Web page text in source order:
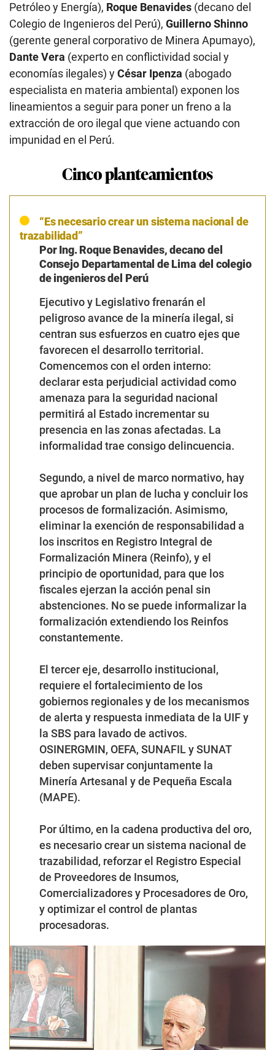
Petróleo y Energía), Roque Benavides (decano del
Colegio de Ingenieros del Perú), Guillerno Shinno
(gerente general corporativo de Minera Apumayo),
Dante Vera (experto en conflictividad social y
economías ilegales) yCésar Ipenza (abogado
especialista en materia ambiental) exponen los
lineamientos a seguir para poner un freno a la
extracción de oro ilegal que viene actuando con
impunidad en el Perú.
Cinco planteamientos
“Es necesario crear un sistema nacional de
trazabilidad”
Por Ing. Roque Benavides, decano del
Consejo Departamental de Lima del colegio
de ingenieros del Perú
Ejecutivo y Legislativo frenarán el
peligroso avance de la minería ilegal, si
centran sus esfuerzos en cuatro ejes que
favorecen el desarrollo territorial.
Comencemos con el orden interno:
declarar esta perjudicial actividad como
amenaza para la seguridad nacional
permitirá al Estado incrementar su
presencia en las zonas afectadas. La
informalidad trae consigo delincuencia.
Segundo, a nivel de marco normativo, hay
que aprobar un plan de lucha y concluir los
procesos de formalización. Asimismo,
eliminar la exención de responsabilidad a
los inscritos en Registro Integral de
Formalización Minera (Reinfo), y el
principio de oportunidad, para que los
fiscales ejerzan la acción penal sin
abstenciones. No se puede informalizar la
formalización extendiendo los Reinfos
constantemente.
El tercer eje, desarrollo institucional,
requiere el fortalecimiento de los
gobiernos regionales y de los mecanismos
de alerta y respuesta inmediata de la UIF y
la SBS para lavado de activos.
OSINERGMIN, OEFA, SUNAFIL y SUNAT
deben supervisar conjuntamente la
Minería Artesanal y de Pequeña Escala
(MAPE).
Por último, en la cadena productiva del oro,
es necesario crear un sistema nacional de
trazabilidad, reforzar el Registro Especial
de Proveedores de Insumos,
Comercializadores y Procesadores de Oro,
y optimizar el control de plantas
procesadoras.